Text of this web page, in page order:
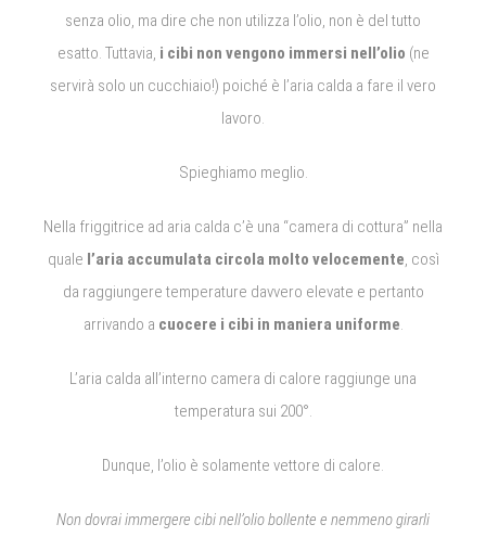
senza olio, ma dire che non utilizza l’olio, non è del tutto
esatto. Tuttavia, i cibi non vengono immersi nell’olio (ne
servirà solo un cucchiaio!) poiché è l’aria calda a fare il vero
lavoro.
Spieghiamo meglio.
Nella friggitrice ad aria calda c’è una “camera di cottura” nella
quale l’aria accumulata circola molto velocemente , così
da raggiungere temperature davvero elevate e pertanto
arrivando a cuocere i cibi in maniera uniforme
L’aria calda all’interno camera di calore raggiunge una
temperatura sui 200°.
Dunque, l’olio è solamente vettore di calore.
Non dovrai immergere cibi nell’olio bollente e nemmeno girarli